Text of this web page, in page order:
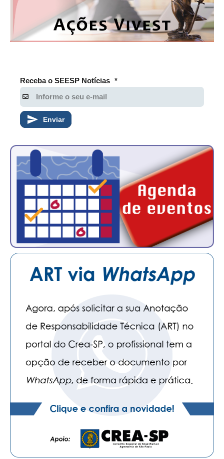
CAMPANHAS SALARIAIS
CONTEÚDO ESPECIAL
AGENDA
SEESP NOTÍCIAS
NOTÍCIAS NO WHATSAPP
FOTOS
PUBLICIDADE
MANUAL DE REDAÇÃO
ASSOCIE-SE
ATUALIZAÇÃO CADASTRAL
Receba o SEESP Notícias *
Enviar